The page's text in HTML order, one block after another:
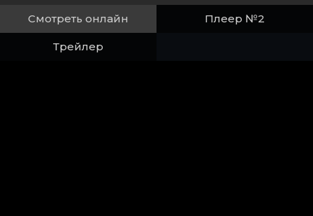
Смотреть онлайн Плеер №2
Трейлер